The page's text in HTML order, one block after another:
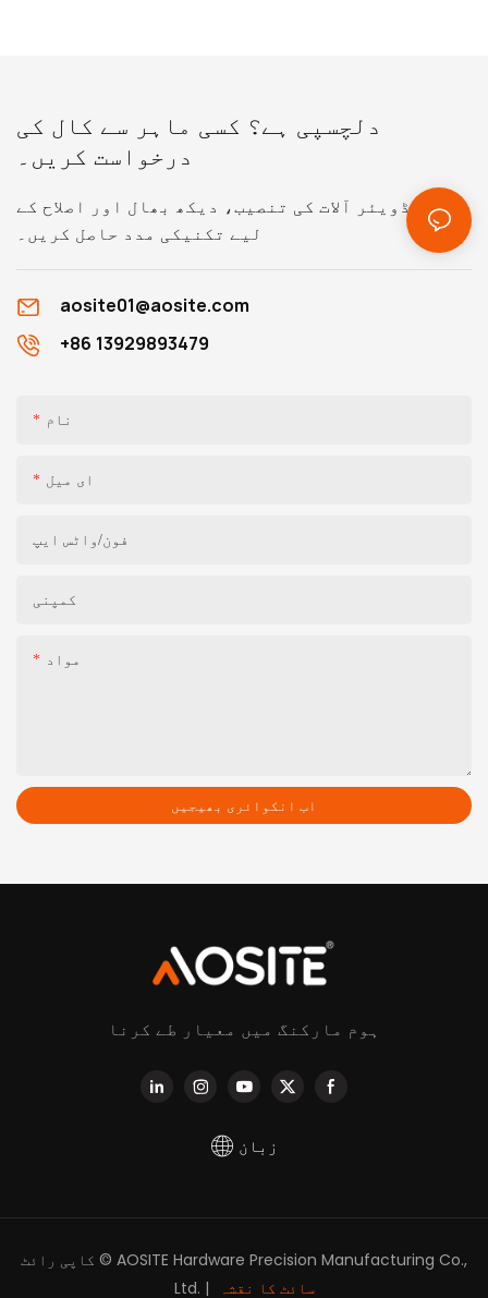
دلچسپی ہے؟ کسی ماہر سے کال کی
درخواست کریں۔
ہارڈویئر آلات کی تنصیب، دیکھ بھال اور اصلاح کے
لیے تکنیکی مدد حاصل کریں۔
aosite01@aosite.com
+86 13929893479
نام
ای میل
فون/واٹس ایپ
کمپنی
مواد
اب انکوائری بھیجیں
ہوم مارکنگ میں معیار طے کرنا
زبان
کاپی رائٹ © AOSITE Hardware Precision Manufacturing Co.,
Ltd. |
سائٹ کا نقشہ